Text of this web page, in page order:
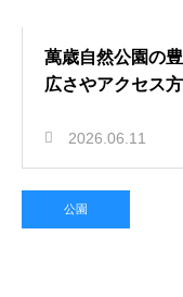
萬歳自然公園の
広さやアクセス
2026.06.11
公園